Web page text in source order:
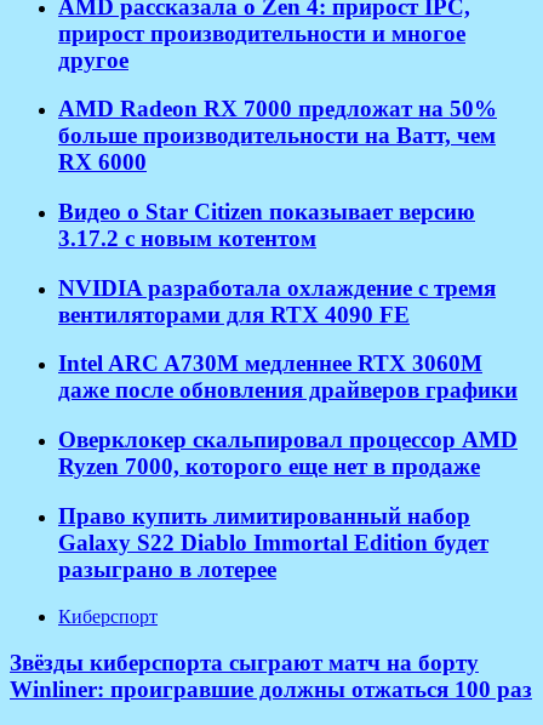
AMD рассказала о Zen 4: прирост IPC,
прирост производительности и многое
другое
AMD Radeon RX 7000 предложат на 50%
больше производительности на Ватт, чем
RX 6000
Видео о Star Citizen показывает версию
3.17.2 с новым котентом
NVIDIA разработала охлаждение с тремя
вентиляторами для RTX 4090 FE
Intel ARC A730M медленнее RTX 3060M
даже после обновления драйверов графики
Оверклокер скальпировал процессор AMD
Ryzen 7000, которого еще нет в продаже
Право купить лимитированный набор
Galaxy S22 Diablo Immortal Edition будет
разыграно в лотерее
Киберспорт
Звёзды киберспорта сыграют матч на борту
Winliner: проигравшие должны отжаться 100 раз